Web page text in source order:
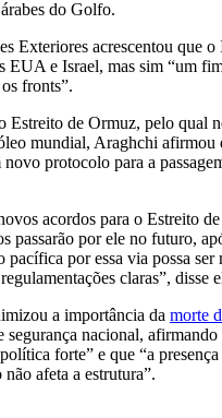
do Golfo.
Exteriores acrescentou que o
EUA e Israel, mas sim “um
fronts”.
Estreito de Ormuz, pelo qual
mundial, Araghchi afirmou
protocolo para a
acordos para o Estreito
passarão por ele no futuro,
pacífica por essa via possa ser
claras”, disse
a importância da morte
segurança nacional, afirmando
forte” e que “a
afeta a estrutura”.